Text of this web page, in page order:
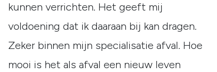
kunnen verrichten. Het geeft mij
voldoening dat ik daaraan bij kan dragen.
Zeker binnen mijn specialisatie afval. Hoe
mooi is het als afval een nieuw leven